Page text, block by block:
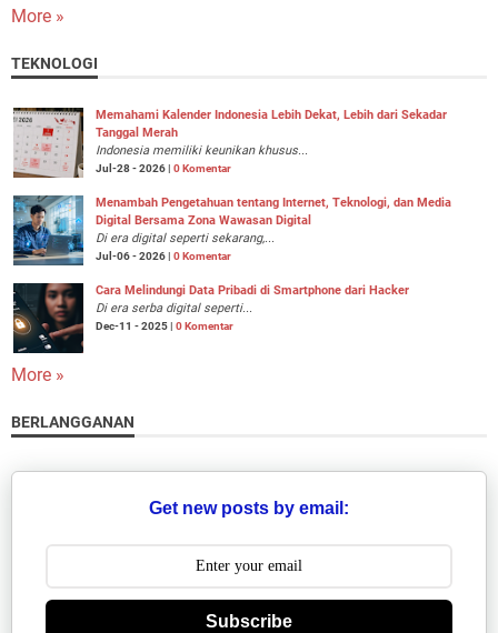
More »
TEKNOLOGI
Memahami Kalender Indonesia Lebih Dekat, Lebih dari Sekadar
Tanggal Merah
Indonesia memiliki keunikan khusus...
Jul-28 - 2026 | 0 Komentar
Menambah Pengetahuan tentang Internet, Teknologi, dan Media
Digital Bersama Zona Wawasan Digital
Di era digital seperti sekarang,...
Jul-06 - 2026 | 0 Komentar
Cara Melindungi Data Pribadi di Smartphone dari Hacker
Di era serba digital seperti...
Dec-11 - 2025 | 0 Komentar
More »
BERLANGGANAN
Get new posts by email:
Subscribe